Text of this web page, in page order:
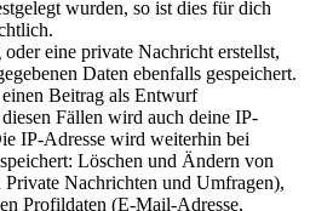
wurden, so ist dies für dich
eine private Nachricht erstellst,
Daten ebenfalls gespeichert.
Beitrag als Entwurf
Fällen wird auch deine IP-
IP-Adresse wird weiterhin bei
Löschen und Ändern von
Private Nachrichten und Umfragen),
Profildaten (E-Mail-Adresse,